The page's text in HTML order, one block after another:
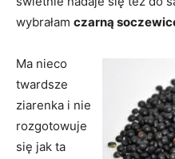
wybrałam czarną
Ma nieco
twardsze
ziarenka i nie
rozgotowuje
się jak ta